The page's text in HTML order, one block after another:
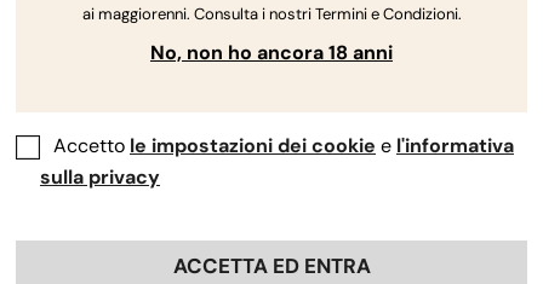
Inoltre, con una spesa superiore a 80 €, riceverai in
omaggio3 semi di Mimosa Auto
ai maggiorenni. Consulta i nostri Termini e Condizioni.
No, non ho ancora 18 anni
Accetto le impostazioni dei cookie e l'informativa
sulla privacy
ACCETTA ED ENTRA